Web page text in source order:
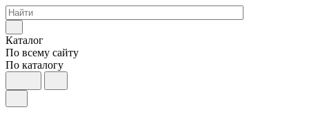
Каталог
По всему сайту
По каталогу